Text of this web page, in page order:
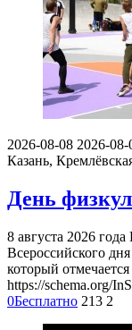
2026-08-08 2026-08-
Казань,
День
8 августа 2026
Всероссийского
который
https://schema.org/
0Бесплатно 213 2